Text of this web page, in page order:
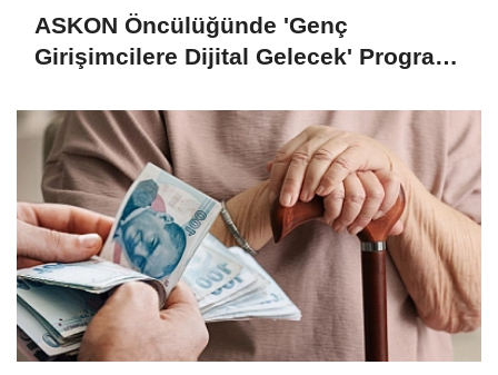
ASKON Öncülüğünde 'Genç
Girişimcilere Dijital Gelecek' Programı